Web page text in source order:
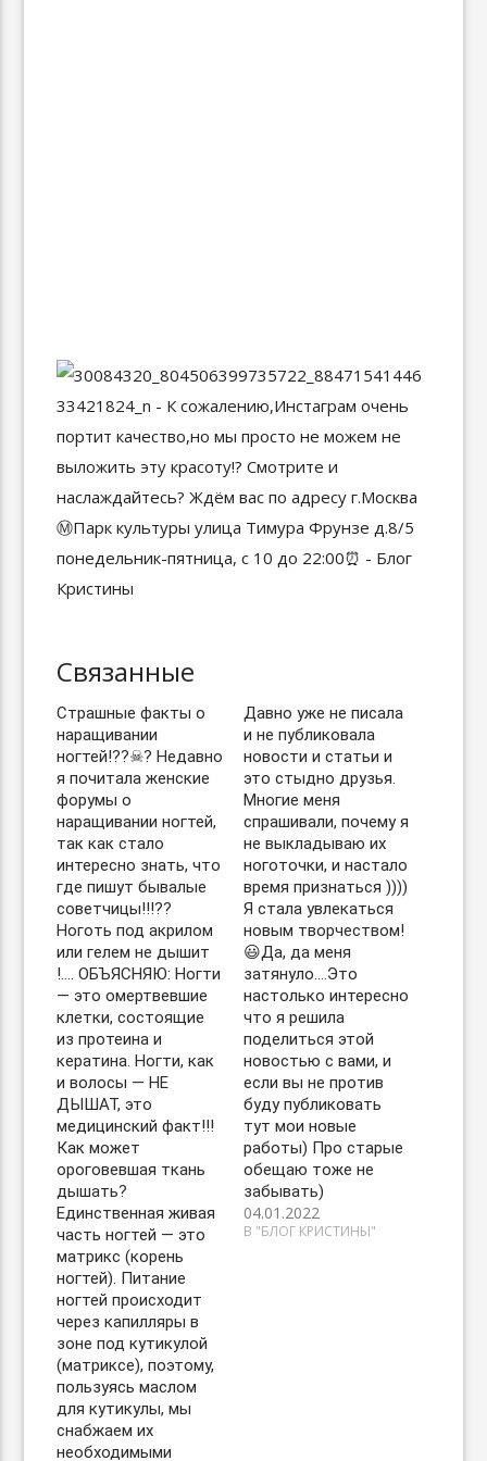
Связанные
Страшные факты о
наращивании
ногтей!??☠? Недавно
я почитала женские
форумы о
наращивании ногтей,
так как стало
интересно знать, что
где пишут бывалые
советчицы!!!??
Ноготь под акрилом
или гелем не дышит
!…. ОБЪЯСНЯЮ: Ногти
— это омертвевшие
клетки, состоящие
из протеина и
кератина. Ногти, как
и волосы — НЕ
ДЫШАТ, это
медицинский факт!!!
Как может
ороговевшая ткань
дышать?
Единственная живая
часть ногтей — это
матрикс (корень
ногтей). Питание
ногтей происходит
через капилляры в
зоне под кутикулой
(матриксе), поэтому,
пользуясь маслом
для кутикулы, мы
снабжаем их
необходимыми
Давно уже не писала
и не публиковала
новости и статьи и
это стыдно друзья.
Многие меня
спрашивали, почему я
не выкладываю их
ноготочки, и настало
время признаться ))))
Я стала увлекаться
новым творчеством!
😃Да, да меня
затянуло….Это
настолько интересно
что я решила
поделиться этой
новостью с вами, и
если вы не против
буду публиковать
тут мои новые
работы) Про старые
обещаю тоже не
забывать)
04.01.2022
В "БЛОГ КРИСТИНЫ"